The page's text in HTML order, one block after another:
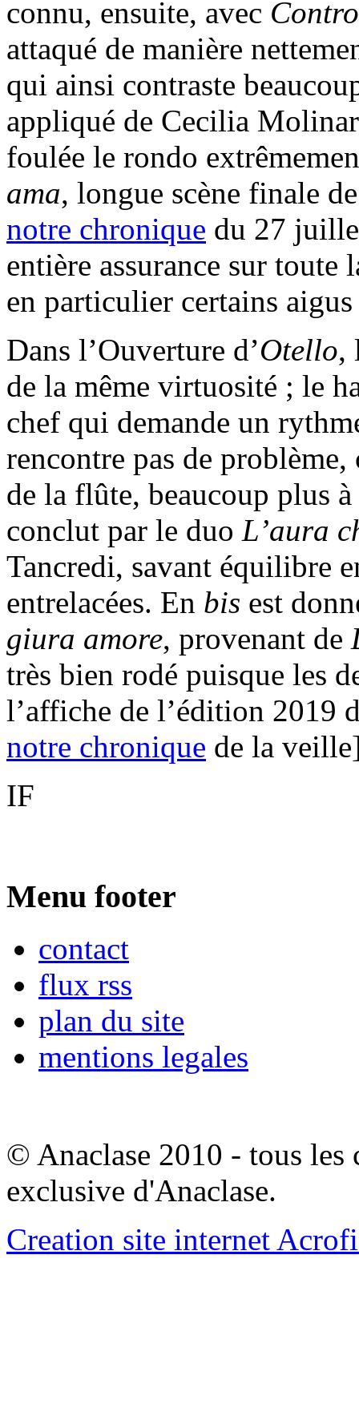
connu, ensuite, avec
attaqué de manière
qui ainsi contraste
appliqué de Cecilia
foulée le rondo
ama, longue scène finale
notre chronique du 27
entière assurance sur
en particulier certains
Dans l’Ouverture d’Otello,
de la même virtuosité ; le
chef qui demande un
rencontre pas de problème,
de la flûte, beaucoup plus
conclut par le duo L’aura
Tancredi, savant équilibre
entrelacées. En bis est
giura amore, provenant de
très bien rodé puisque les
l’affiche de l’édition 2019
notre chronique de la
IF
Menu footer
contact
flux rss
plan du site
mentions legales
© Anaclase 2010 - tous les
exclusive d'Anaclase.
Creation site internet